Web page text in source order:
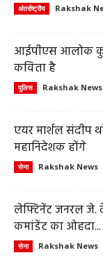
अंतर्राष्ट्रीय Rakshak
आईपीएस आलोक
कविता है
पुलिस Rakshak News
एयर मार्शल संदीप
महानिदेशक होंगे
सेना Rakshak News
लेफ्टिनेंट जनरल
कमांडेंट का ओहदा...
सेना Rakshak News